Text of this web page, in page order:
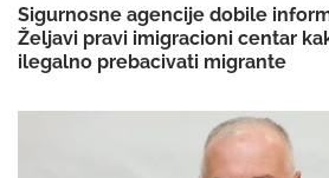
Sigurnosne agencije dobile
Željavi pravi imigracioni centar
ilegalno prebacivati migrante